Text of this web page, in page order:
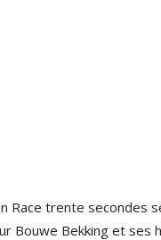
Race trente secondes
Bouwe Bekking et ses